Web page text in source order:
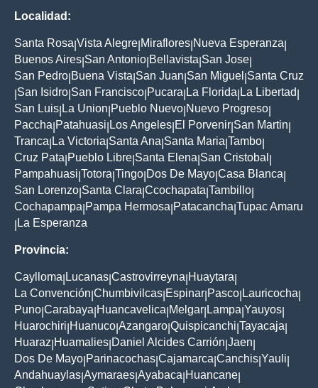
Localidad:
Santa Rosa Vista Alegre Miraflores Nueva Esperanza
Buenos Aires San Antonio Bellavista San Jose
San Pedro Buena Vista San Juan San Miguel Santa Cruz
San Isidro San Francisco Pucara La Florida La Libertad
San Luis La Union Pueblo Nuevo Nuevo Progreso
Paccha Patahuasi Los Angeles El Porvenir San Martin
Tranca La Victoria Santa Ana Santa Maria Tambo
Cruz Pata Pueblo Libre Santa Elena San Cristobal
Pampahuasi Totora Tingo Dos De Mayo Casa Blanca
San Lorenzo Santa Clara Ccochapata Tambillo
Cochapampa Pampa Hermosa Patacancha Tupac Amaru
La Esperanza
Provincia:
Caylloma Lucanas Castrovirreyna Huaytara
La Convención Chumbivilcas Espinar Pasco Lauricocha
Puno Carabaya Huancavelica Melgar Lampa Yauyos
Huarochiri Huanuco Azangaro Quispicanchi Tayacaja
Huaraz Huamalies Daniel Alcides Carrión Jaen
Dos De Mayo Parinacochas Cajamarca Canchis Yauli
Andahuaylas Aymaraes Ayabaca Huancane